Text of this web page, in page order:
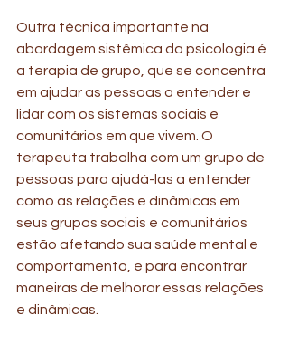
Outra técnica importante na
abordagem sistêmica da psicologia é
a terapia de grupo, que se concentra
em ajudar as pessoas a entender e
lidar com os sistemas sociais e
comunitários em que vivem. O
terapeuta trabalha com um grupo de
pessoas para ajudá-las a entender
como as relações e dinâmicas em
seus grupos sociais e comunitários
estão afetando sua saúde mental e
comportamento, e para encontrar
maneiras de melhorar essas relações
e dinâmicas.